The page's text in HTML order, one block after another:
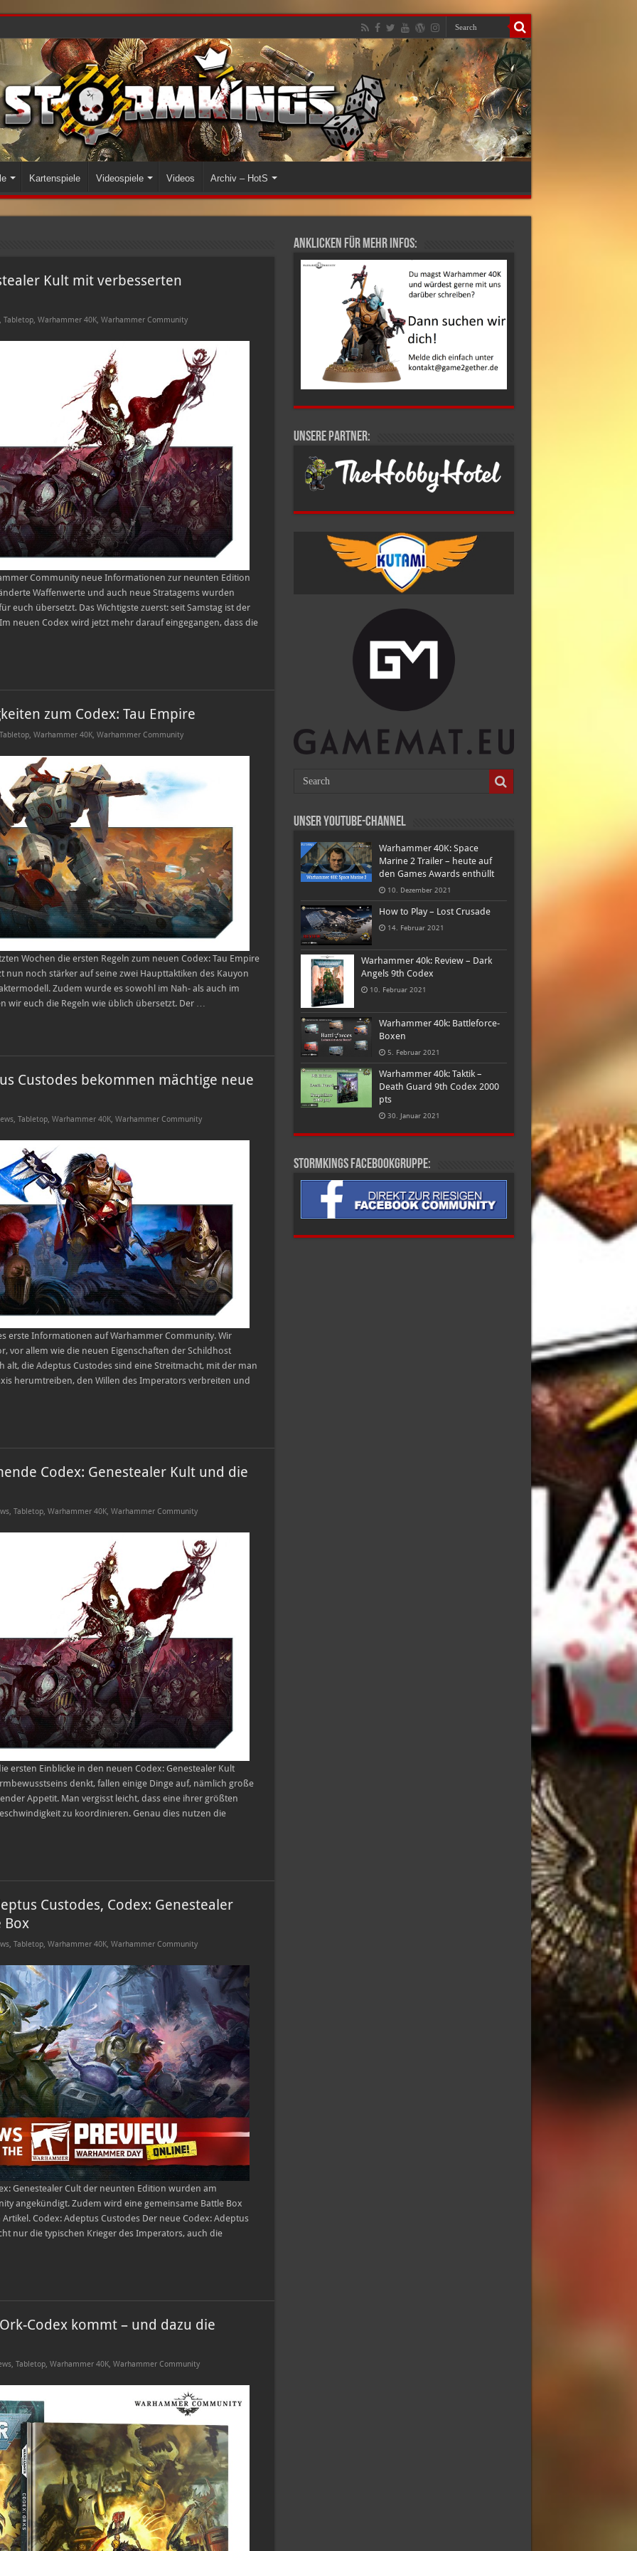
Kartenspiele Videospiele Videos Archiv – HotS
Kult mit verbesserten
Tabletop, Warhammer 40K, Warhammer Community
Community neue Informationen zur neunten Edition
Waffenwerte und auch neue Stratagems wurden
euch übersetzt. Das Wichtigste zuerst: seit Samstag ist der
neuen Codex wird jetzt mehr darauf eingegangen, dass die
zum Codex: Tau Empire
Tabletop, Warhammer 40K, Warhammer Community
Wochen die ersten Regeln zum neuen Codex: Tau Empire
nun noch stärker auf seine zwei Haupttaktiken des Kauyon
Zudem wurde es sowohl im Nah- als auch im
wir euch die Regeln wie üblich übersetzt. Der …
Custodes bekommen mächtige neue
, Tabletop, Warhammer 40K, Warhammer Community
erste Informationen auf Warhammer Community. Wir
vor allem wie die neuen Eigenschaften der Schildhost
die Adeptus Custodes sind eine Streitmacht, mit der man
herumtreiben, den Willen des Imperators verbreiten und
Codex: Genestealer Kult und die
, Tabletop, Warhammer 40K, Warhammer Community
ersten Einblicke in den neuen Codex: Genestealer Kult
denkt, fallen einige Dinge auf, nämlich große
Appetit. Man vergisst leicht, dass eine ihrer größten
zu koordinieren. Genau dies nutzen die
Custodes, Codex: Genestealer
Box
, Tabletop, Warhammer 40K, Warhammer Community
Genestealer Cult der neunten Edition wurden am
angekündigt. Zudem wird eine gemeinsame Battle Box
Codex: Adeptus Custodes Der neue Codex: Adeptus
nur die typischen Krieger des Imperators, auch die
Codex kommt – und dazu die
, Tabletop, Warhammer 40K, Warhammer Community
Anklicken für mehr Infos:
Unsere Partner:
Unser Youtube-Channel
Warhammer 40K: Space
Marine 2 Trailer – heute auf
den Games Awards enthüllt
10. Dezember 2021
How to Play – Lost Crusade
14. Februar 2021
Warhammer 40k: Review – Dark
Angels 9th Codex
10. Februar 2021
Warhammer 40k: Battleforce-
Boxen
5. Februar 2021
Warhammer 40k: Taktik –
Death Guard 9th Codex 2000
pts
30. Januar 2021
Stormkings Facebookgruppe: